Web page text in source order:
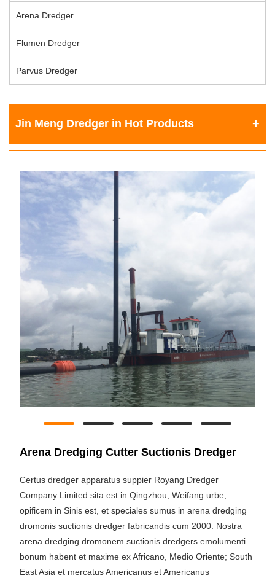
Arena Dredger
Flumen Dredger
Parvus Dredger
Jin Meng Dredger in Hot Products
Arena Dredging Cutter Suctionis Dredger
Certus dredger apparatus suppier Royang Dredger
Company Limited sita est in Qingzhou, Weifang urbe,
opificem in Sinis est, et speciales sumus in arena dredging
dromonis suctionis dredger fabricandis cum 2000. Nostra
arena dredging dromonem suctionis dredgers emolumenti
bonum habent et maxime ex Africano, Medio Oriente; South
East Asia et mercatus Americanus et Americanus